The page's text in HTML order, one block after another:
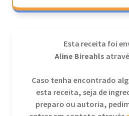
Esta receita foi
Aline Bireahls
Caso tenha encontrado
esta receita, seja de
preparo ou autoria,